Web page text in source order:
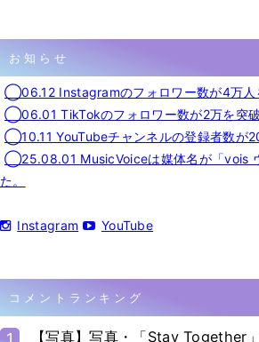
お知らせ
◯06.12 Instagramのフォロワー数が4万人
◯06.01 TikTokのフォロワー数が2万を突破
◯10.11 YouTubeチャンネルの登録者数が
◯25.08.01 MusicVoiceは媒体名が「vois
た。
Instagram YouTube
コメントランキング
【写真】写真・「Stay Together